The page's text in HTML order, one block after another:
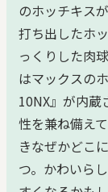
のホッチキス
打ち出したホ
っくりした肉
はマックスの
10NX』が内蔵
性を兼ね備え
きなぜかどこ
つ。かわいら